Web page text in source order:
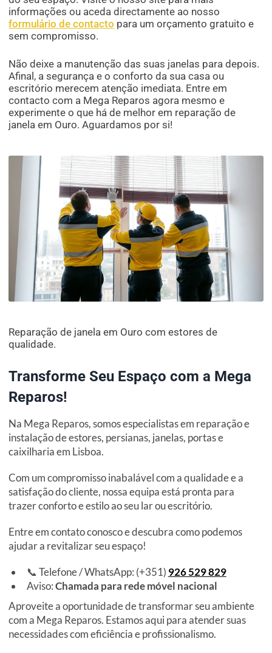
informações ou aceda directamente ao nosso
formulário de contacto para um orçamento gratuito e
sem compromisso.
Não deixe a manutenção das suas janelas para depois.
Afinal, a segurança e o conforto da sua casa ou
escritório merecem atenção imediata. Entre em
contacto com a Mega Reparos agora mesmo e
experimente o que há de melhor em reparação de
janela em Ouro. Aguardamos por si!
Reparação de janela em Ouro com estores de
qualidade.
Transforme Seu Espaço com a Mega
Reparos!
Na Mega Reparos, somos especialistas em reparação e
instalação de estores, persianas, janelas, portas e
caixilharia em Lisboa.
Com um compromisso inabalável com a qualidade e a
satisfação do cliente, nossa equipa está pronta para
trazer conforto e estilo ao seu lar ou escritório.
Entre em contato conosco e descubra como podemos
ajudar a revitalizar seu espaço!
📞 Telefone / WhatsApp: (+351) 926 529 829
Aviso:Chamada para rede móvel nacional
Aproveite a oportunidade de transformar seu ambiente
com a Mega Reparos. Estamos aqui para atender suas
necessidades com eficiência e profissionalismo.